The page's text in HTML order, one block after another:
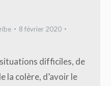
8 février 2020
difficiles, de
la colère, d’avoir le